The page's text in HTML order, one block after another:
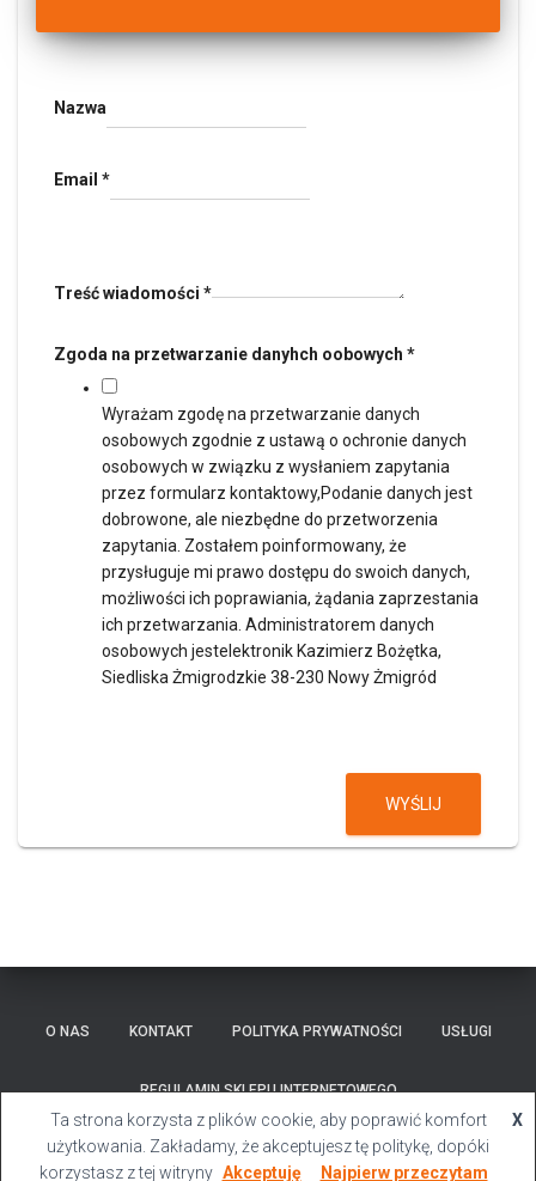
Nazwa
Email *
Treść wiadomości *
Zgoda na przetwarzanie danyhch oobowych *
Wyrażam zgodę na przetwarzanie danych
osobowych zgodnie z ustawą o ochronie danych
osobowych w związku z wysłaniem zapytania
przez formularz kontaktowy,Podanie danych jest
dobrowone, ale niezbędne do przetworzenia
zapytania. Zostałem poinformowany, że
przysługuje mi prawo dostępu do swoich danych,
możliwości ich poprawiania, żądania zaprzestania
ich przetwarzania. Administratorem danych
osobowych jestelektronik Kazimierz Bożętka,
Siedliska Żmigrodzkie 38-230 Nowy Żmigród
WYŚLIJ
O NAS KONTAKT POLITYKA PRYWATNOŚCI USŁUGI
REGULAMIN SKLEPU INTERNETOWEGO
Hestia | Stworzone przezThemeIsle
Ta strona korzysta z plików cookie, aby poprawić komfort
użytkowania. Zakładamy, że akceptujesz tę politykę, dopóki
korzystasz z tej witryny
X
Akceptuję Najpierw przeczytam